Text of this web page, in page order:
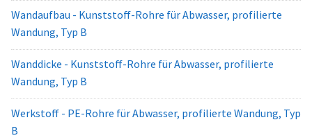
Wandaufbau - Kunststoff-Rohre für Abwasser, profilierte
Wandung, Typ B
Wanddicke - Kunststoff-Rohre für Abwasser, profilierte
Wandung, Typ B
Werkstoff - PE-Rohre für Abwasser, profilierte Wandung, Typ
B